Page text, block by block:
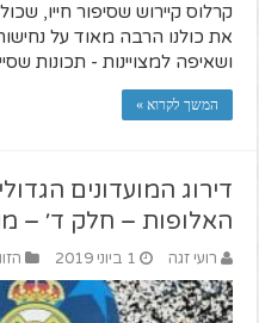
קרלוס קיירוש שסיפור חייו,
את כולנו הרבה מאוד על
ושאיפה למצויינות - תכונות
המשך לקרוא »
דירוג המועדונים
האלופות – חלק ד׳ –
רועי זגה 1 ביוני 2019